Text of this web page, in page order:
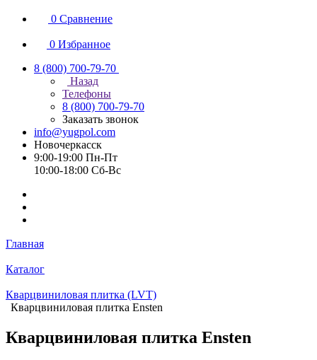
0 Сравнение
0 Избранное
8 (800) 700-79-70
Назад
Телефоны
8 (800) 700-79-70
Заказать звонок
info@yugpol.com
Новочеркаcск
9:00-19:00 Пн-Пт
10:00-18:00 Cб-Вс
Главная
Каталог
Кварцвиниловая плитка (LVT)
Кварцвиниловая плитка Ensten
Кварцвиниловая плитка Ensten